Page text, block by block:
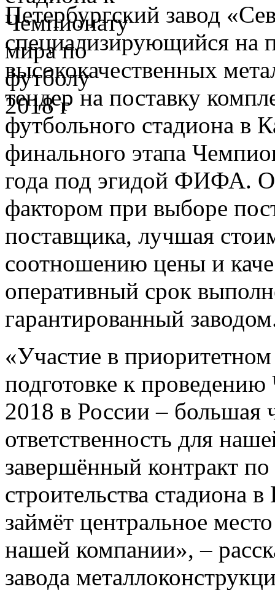
Петербургский завод
специализирующийся на
высококачественных
тендер на поставку
футбольного стадиона в
финального этапа
года под эгидой ФИФА.
фактором при выборе
поставщика, лучшая
соотношению цены и
оперативный срок
гарантированный
«Участие в
подготовке к
2018 в России – большая
ответственность для
завершённый контракт
строительства стадиона
займёт центральное
нашей компании», –
завода